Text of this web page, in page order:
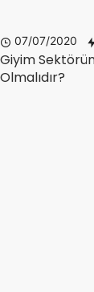
07/07/2020
Giyim
Olmalıdır?